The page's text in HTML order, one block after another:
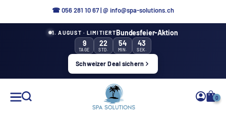
☎ 056 281 10 67|@ info@spa-solutions.ch
1. AUGUST · LIMITIERTBundesfeier-Aktion
9
TAGE
22
STD.
54
MIN.
42
SEK.
Schweizer Deal sichern
Solutions
de
0